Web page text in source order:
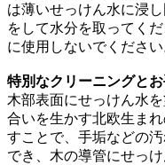
は薄いせっけん水に浸
をして水分を取ってく
に使用しないでください
特別なクリーニングと
木部表面にせっけん水
合いを生かす北欧生ま
すことで、手垢などの
でき、木の導管にせっ